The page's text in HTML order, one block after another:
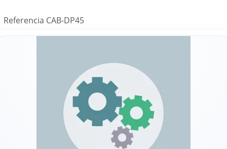
Referencia CAB-DP45